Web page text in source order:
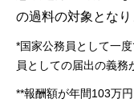
の過料の対象となり
*国家公務員として一
員としての届出の義務
**報酬額が年間103万